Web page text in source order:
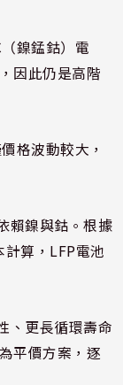
鎳錳鈷）電
因此仍是高階
格波動較大，
賴鎳與鈷。根據
算，LFP電池
、更長循環壽命
平價方案，逐